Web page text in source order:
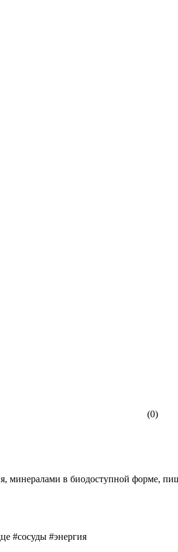
(0)
минералами в биодоступной форме,
#сосуды #энергия